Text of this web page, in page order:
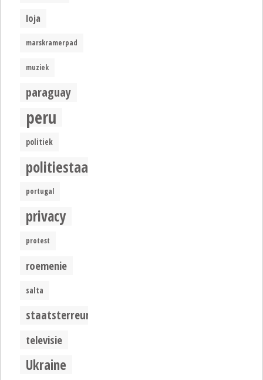
loja
marskramerpad
muziek
paraguay
peru
politiek
politiestaat
portugal
privacy
protest
roemenie
salta
staatsterreur
televisie
Ukraine